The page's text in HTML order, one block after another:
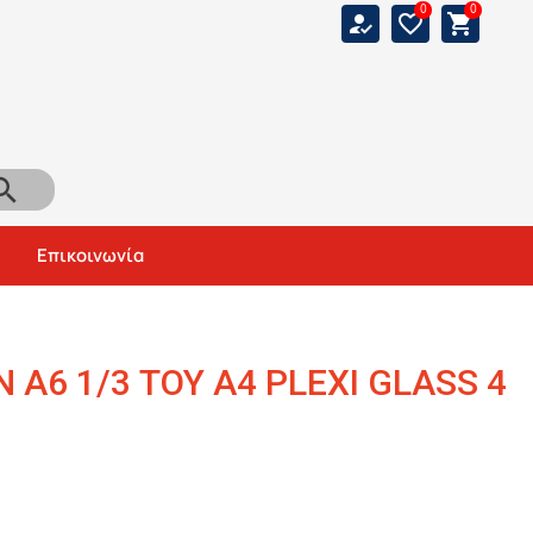
how_to_reg 0
favorite_border 0
shopping_cart
Αναζήτηση
Επικοινωνία
1/3 ΤΟΥ Α4 PLEXI GLASS 4